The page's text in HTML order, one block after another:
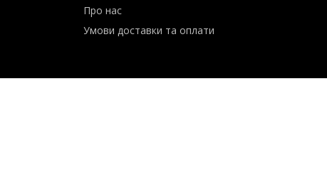
Сервіс
Умови повернення товару